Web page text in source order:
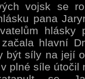
vojsk se
pana
hlavní
být síly na její
plné síle útočil